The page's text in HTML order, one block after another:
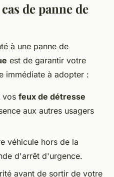
de panne de
à une panne de
est de garantir votre
immédiate à adopter :
vos feux de détresse
aux autres usagers
véhicule hors de la
d'arrêt d'urgence.
avant de sortir de votre